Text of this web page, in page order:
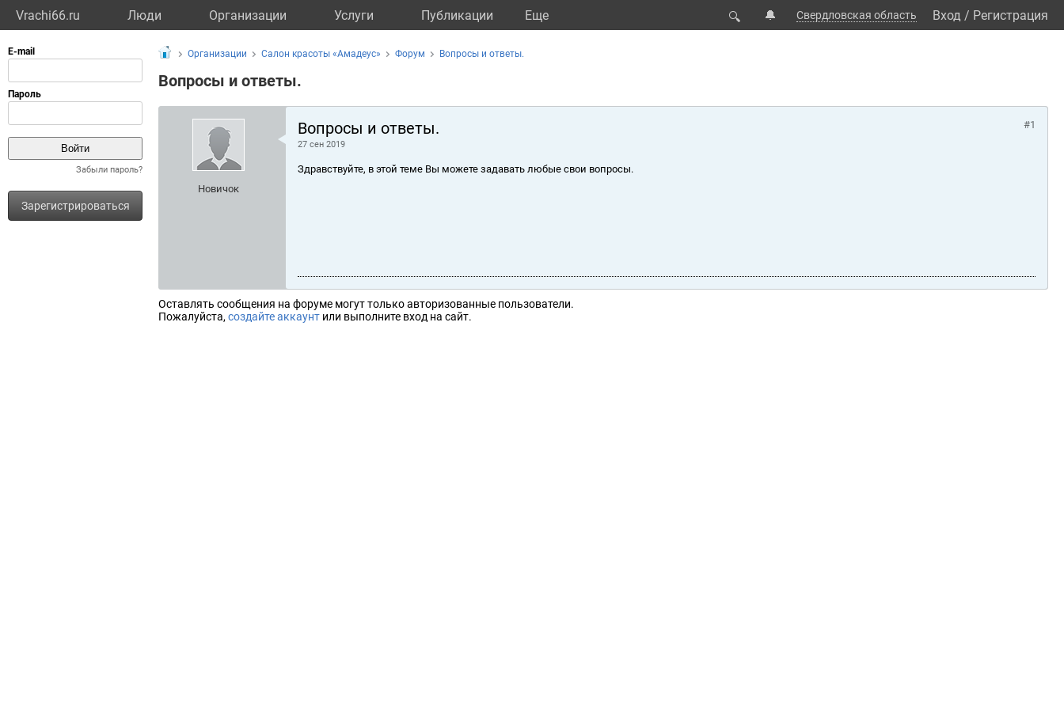
Vrachi66.ru Люди Организации Услуги Публикации Eще 🔍 🔔 Свердловская область Вход / Регистрация
Забыли пароль?
Зарегистрироваться
Организации Салон красоты «Амадеус» Форум Вопросы и ответы.
Вопросы и ответы.
Новичок
Вопросы и ответы.
27 сен 2019
#1
Здравствуйте, в этой теме Вы можете задавать любые свои вопросы.
Оставлять сообщения на форуме могут только авторизованные пользователи.
Пожалуйста, создайте аккаунт или выполните вход на сайт.